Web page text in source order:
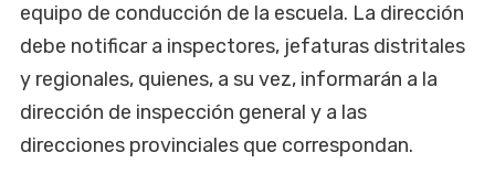
equipo de conducción de la escuela. La dirección
debe notificar a inspectores, jefaturas distritales
y regionales, quienes, a su vez, informarán a la
dirección de inspección general y a las
direcciones provinciales que correspondan.